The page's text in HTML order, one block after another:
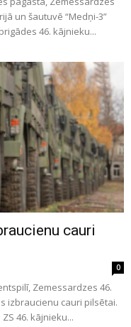
un šautuvē “Medņi-3”
46. kājnieku...
cauri
0
Zemessardzes 46.
izbraucienu cauri pilsētai.
46. kājnieku...